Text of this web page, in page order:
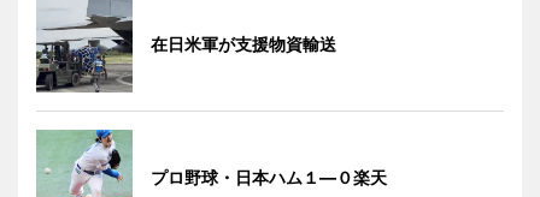
在日米軍が支援物資輸送
プロ野球・日本ハム１―０楽天